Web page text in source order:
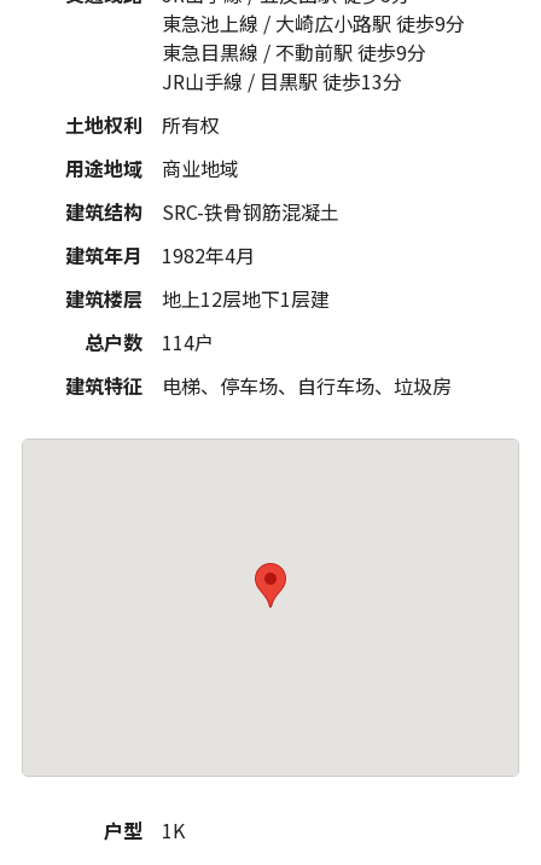
東急池上線 / 大崎広小路駅 徒歩9分
東急目黒線 / 不動前駅 徒歩9分
JR山手線 / 目黒駅 徒歩13分
土地权利
所有权
用途地域
商业地域
建筑结构
SRC-铁骨钢筋混凝土
建筑年月
1982年4月
建筑楼层
地上12层地下1层建
总户数
114户
建筑特征
电梯、停车场、自行车场、垃圾房
户型
1K